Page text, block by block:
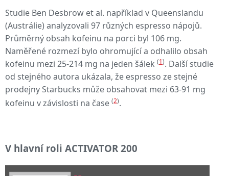
Studie Ben Desbrow et al. například v Queenslandu
(Austrálie) analyzovali 97 různých espresso nápojů.
Průměrný obsah kofeinu na porci byl 106 mg.
Naměřené rozmezí bylo ohromující a odhalilo obsah
kofeinu mezi 25-214 mg na jeden šálek (1). Další studie
od stejného autora ukázala, že espresso ze stejné
prodejny Starbucks může obsahovat mezi 63-91 mg
kofeinu v závislosti na čase (2).
V hlavní roli ACTIVATOR 200